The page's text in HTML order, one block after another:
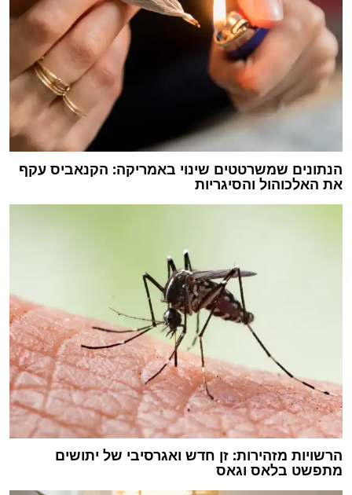
הנתונים שמשרטטים שינוי באמריקה: הקנאביס עקף
את האלכוהול והסיגריות
הרשויות מזהירות: זן חדש ואגרסיבי של יתושים
מתפשט בלאס וגאס